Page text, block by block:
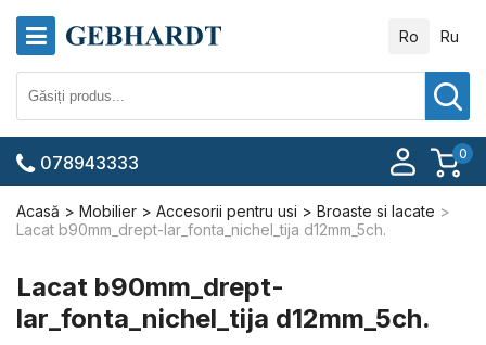
Ro Ru
0
078943333
Acasă Mobilier Accesorii pentru usi
Broaste si lacate
Lacat b90mm_drept-lar_fonta_nichel_tija d12mm_5ch.
Lacat b90mm_drept-
lar_fonta_nichel_tija d12mm_5ch.